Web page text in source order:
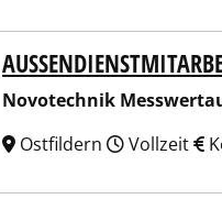
OHG
Novotechnik
Ostfildern
Vollzeit